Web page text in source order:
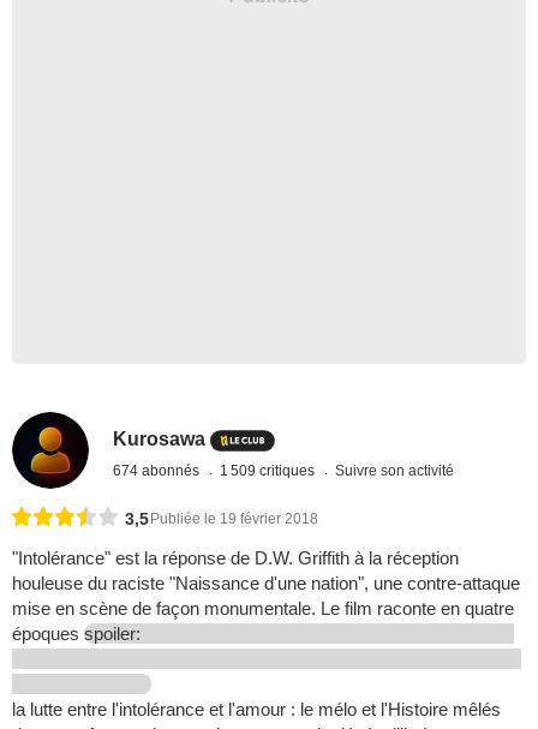
Kurosawa
674 abonnés 1 509 critiques Suivre son activité
3,5 Publiée le 19 février 2018
"Intolérance" est la réponse de D.W. Griffith à la réception
houleuse du raciste "Naissance d'une nation", une contre-attaque
mise en scène de façon monumentale. Le film raconte en quatre
époques spoiler:
la lutte entre l'intolérance et l'amour : le mélo et l'Histoire mêlés